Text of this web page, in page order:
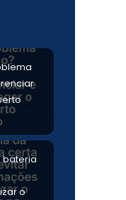
bateria
o